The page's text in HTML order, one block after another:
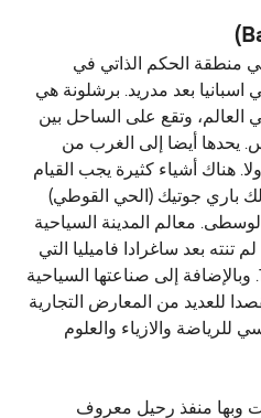
في منطقة الحكم الذاتي في
اسبانيا بعد مدريد. برشلونة هي
العالم، وتقع على الساحل بين
يحدها أيضا إلى الغرب من
هناك أشياء كثيرة يجب القيام
باري جوتيك (الحي القوطي)
معالم المدينة السياحية
تنته بعد ساغرادا فاميليا التي
كانت قيد الإنشاء منذ عام 1882. وبالإضافة إلى صناعتها السياحية
للعديد من المعارض التجارية
والازياء والعلوم
وبها منفذ رحيل معروف